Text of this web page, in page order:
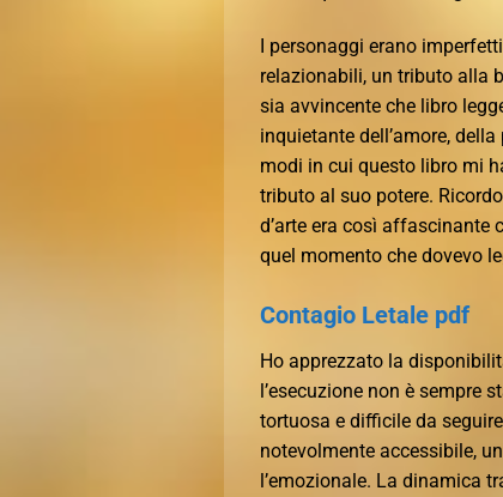
I personaggi erano
relazionabili, un tributo alla
sia avvincente che libro
inquietante dell’amore,
modi in cui questo libro mi
tributo al suo potere.
d’arte era così affascinante
quel momento che dovevo
Contagio Letale pdf
Ho apprezzato la
l’esecuzione non è sempre
tortuosa e difficile da
notevolmente accessibile,
l’emozionale. La dinamica